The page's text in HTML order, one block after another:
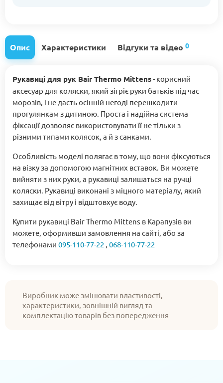
Опис Характеристики Відгуки та відео 0
Рукавиці для рук Bair Thermo Mittens- корисний
аксесуар для коляски, який зігріє руки батьків під час
морозів, і не дасть осінній негоді перешкодити
прогулянкам з дитиною. Проста і надійна система
фіксації дозволяє використовувати її не тільки з
різними типами колясок, а й з санками.
Особливість моделі полягає в тому, що вони фіксуються
на візку за допомогою магнітних вставок. Ви можете
вийняти з них руки, а рукавиці залишаться на ручці
коляски. Рукавиці виконані з міцного матеріалу, який
захищає від вітру і відштовхує воду.
Купити рукавиці Bair Thermo Mittens в Карапузів ви
можете, оформивши замовлення на сайті, або за
телефонами 095-110-77-22 , 068-110-77-22
Виробник може змінювати властивості,
характеристики, зовнішній вигляд та
комплектацію товарів без попередження